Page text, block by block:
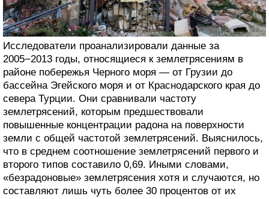
Исследователи проанализировали данные за
2005−2013 годы, относящиеся к землетрясениям в
районе побережья Черного моря — от Грузии до
бассейна Эгейского моря и от Краснодарского края до
севера Турции. Они сравнивали частоту
землетрясений, которым предшествовали
повышенные концентрации радона на поверхности
земли с общей частотой землетрясений. Выяснилось,
что в среднем соотношение землетрясений первого и
второго типов составило 0,69. Иными словами,
«безрадоновые» землетрясения хотя и случаются, но
составляют лишь чуть более 30 процентов от их